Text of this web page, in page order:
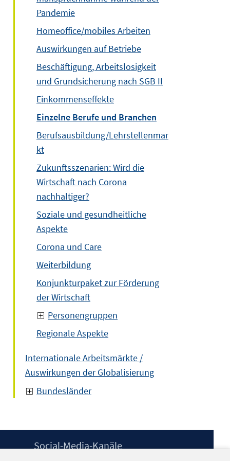
Pandemie
Homeoffice/mobiles Arbeiten
Auswirkungen auf Betriebe
Beschäftigung, Arbeitslosigkeit
und Grundsicherung nach SGB II
Einkommenseffekte
Einzelne Berufe und Branchen
Berufsausbildung/Lehrstellenmar
kt
Zukunftsszenarien: Wird die
Wirtschaft nach Corona
nachhaltiger?
Soziale und gesundheitliche
Aspekte
Corona und Care
Weiterbildung
Konjunkturpaket zur Förderung
der Wirtschaft
Personengruppen
Regionale Aspekte
Internationale Arbeitsmärkte /
Auswirkungen der Globalisierung
Bundesländer
Social-Media-Kanäle